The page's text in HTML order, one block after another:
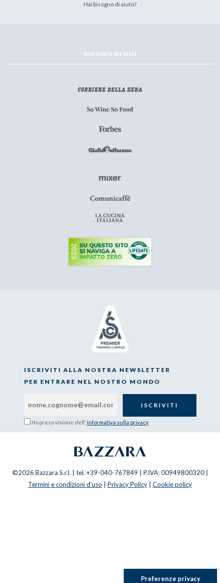
Hai bisogno di aiuto?
DICONO DI NOI
ISCRIVITI ALLA NOSTRA NEWSLETTER
PER ENTRARE NEL NOSTRO MONDO
Ho preso visione dell' informativa sulla privacy
©2026 Bazzara S.r.l. | tel. +39-040-767849 | P.IVA: 00949800320 |
Termini e condizioni d'uso
Privacy Policy Cookie policy